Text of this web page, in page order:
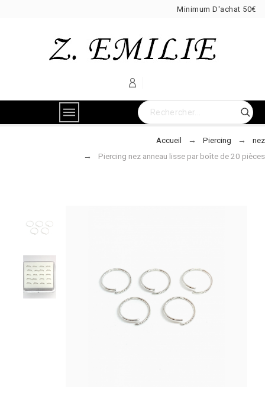
Minimum D'achat 50€
Accueil Piercing
nez
Piercing nez anneau lisse par boîte de 20 pièces